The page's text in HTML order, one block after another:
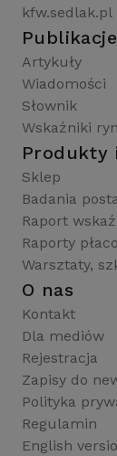
kfw.sedlak.pl
Artykuły
Wiadomości
Słownik
Wskaźniki
Produkty
Sklep
Badania
Raport
Raporty
Warsztaty,
O nas
Kontakt
Dla mediów
Rejestracja
Zapisy do
Polityka
Regulamin
English